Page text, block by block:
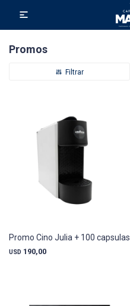

Promos
Promo Cino Julia + 100 capsulas
USD 190,00